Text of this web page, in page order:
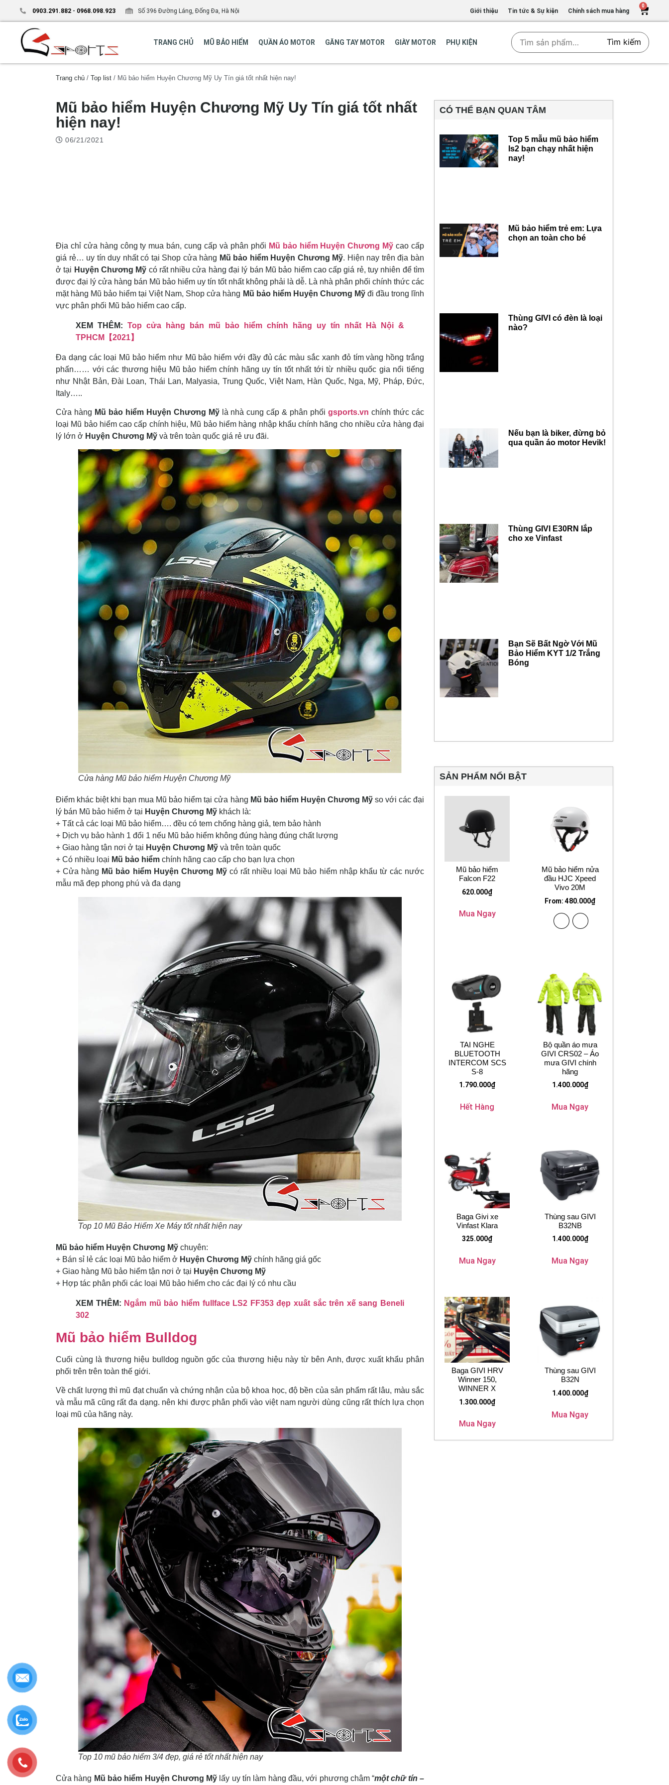
0903.291.882 - 0968.098.923 Số 396 Đường Láng, Đống Đa, Hà Nội Giới thiệu Tin tức & Sự kiện Chính sách mua hàng
0
TRANG CHỦ MŨ BẢO HIỂM QUẦN ÁO MOTOR GĂNG TAY MOTOR GIÀY MOTOR PHỤ KIỆN Tìm kiếm
Trang chủ / Top list / Mũ bảo hiểm Huyện Chương Mỹ Uy Tín giá tốt nhất hiện nay!
Mũ bảo hiểm Huyện Chương Mỹ Uy Tín giá tốt nhất
hiện nay!
06/21/2021
Địa chỉ cửa hàng công ty mua bán, cung cấp và phân phối Mũ bảo hiểm Huyện Chương Mỹ cao cấp
giá rẻ… uy tín duy nhất có tại Shop cửa hàng Mũ bảo hiểm Huyện Chương Mỹ. Hiện nay trên địa bàn
ở tại Huyện Chương Mỹ có rất nhiều cửa hàng đại lý bán Mũ bảo hiểm cao cấp giá rẻ, tuy nhiên để tìm
được đại lý cửa hàng bán Mũ bảo hiểm uy tín tốt nhất không phải là dễ. Là nhà phân phối chính thức các
mặt hàng Mũ bảo hiểm tại Việt Nam, Shop cửa hàng Mũ bảo hiểm Huyện Chương Mỹđi đầu trong lĩnh
vực phân phối Mũ bảo hiểm cao cấp.
XEM THÊM: Top cửa hàng bán mũ bảo hiểm chính hãng uy tín nhất Hà Nội &
TPHCM【2021】
Đa dạng các loại Mũ bảo hiểm như Mũ bảo hiểm với đầy đủ các màu sắc xanh đỏ tím vàng hồng trắng
phấn…… với các thương hiệu Mũ bảo hiểm chính hãng uy tín tốt nhất tới từ nhiều quốc gia nổi tiếng
như Nhật Bản, Đài Loan, Thái Lan, Malyasia, Trung Quốc, Việt Nam, Hàn Quốc, Nga, Mỹ, Pháp, Đức,
Italy…..
Cửa hàng Mũ bảo hiểm Huyện Chương Mỹlà nhà cung cấp & phân phốigsports.vn chính thức các
loại Mũ bảo hiểm cao cấp chính hiệu, Mũ bảo hiểm hàng nhập khẩu chính hãng cho nhiều cửa hàng đại
lý lớn ở Huyện Chương Mỹ và trên toàn quốc giá rẻ ưu đãi.
Cửa hàng Mũ bảo hiểm Huyện Chương Mỹ
Điểm khác biệt khi bạn mua Mũ bảo hiểm tại cửa hàng Mũ bảo hiểm Huyện Chương Mỹso với các đại
lý bán Mũ bảo hiểm ở tại Huyện Chương Mỹ khách là:
+ Tất cả các loại Mũ bảo hiểm…. đều có tem chống hàng giả, tem bảo hành
+ Dịch vụ bảo hành 1 đổi 1 nếu Mũ bảo hiểm không đúng hàng đúng chất lượng
+ Giao hàng tận nơi ở tại Huyện Chương Mỹ và trên toàn quốc
+ Có nhiều loại Mũ bảo hiểm chính hãng cao cấp cho bạn lựa chọn
+ Cửa hàng Mũ bảo hiểm Huyện Chương Mỹcó rất nhiều loại Mũ bảo hiểm nhập khẩu từ các nước
mẫu mã đẹp phong phú và đa dạng
Top 10 Mũ Bảo Hiểm Xe Máy tốt nhất hiện nay
Mũ bảo hiểm Huyện Chương Mỹ chuyên:
+ Bán sỉ lẻ các loại Mũ bảo hiểm ở Huyện Chương Mỹ chính hãng giá gốc
+ Giao hàng Mũ bảo hiểm tận nơi ở tại Huyện Chương Mỹ
+ Hợp tác phân phối các loại Mũ bảo hiểm cho các đại lý có nhu cầu
XEM THÊM: Ngắm mũ bảo hiểm fullface LS2 FF353 đẹp xuất sắc trên xế sang Beneli
302
Mũ bảo hiểm Bulldog
Cuối cùng là thương hiệu bulldog nguồn gốc của thương hiệu này từ bên Anh, được xuất khẩu phân
phối trên trên toàn thế giới.
Về chất lượng thì mũ đạt chuẩn và chứng nhận của bộ khoa học, độ bền của sản phẩm rất lâu, màu sắc
và mẫu mã cũng rất đa dạng. nên khi được phân phối vào việt nam người dùng cũng rất thích lựa chọn
loại mũ của hãng này.
Top 10 mũ bảo hiểm 3/4 đẹp, giá rẻ tốt nhất hiện nay
Cửa hàng Mũ bảo hiểm Huyện Chương Mỹ lấy uy tín làm hàng đầu, với phương châm “một chữ tín –
CÓ THỂ BẠN QUAN TÂM
Top 5 mẫu mũ bảo hiểm
ls2 bạn chạy nhất hiện
nay!
Mũ bảo hiểm trẻ em: Lựa
chọn an toàn cho bé
Thùng GIVI có đèn là loại
nào?
Nếu bạn là biker, đừng bỏ
qua quần áo motor Hevik!
Thùng GIVI E30RN lắp
cho xe Vinfast
Bạn Sẽ Bất Ngờ Với Mũ
Bảo Hiểm KYT 1/2 Trắng
Bóng
SẢN PHẨM NỔI BẬT
Mũ bảo hiểm
Falcon F22
620.000₫
Mua Ngay
Mũ bảo hiểm nửa
đầu HJC Xpeed
Vivo 20M
From:480.000₫
TAI NGHE
BLUETOOTH
INTERCOM SCS
S-8
1.790.000₫
Hết Hàng
Bộ quần áo mưa
GIVI CRS02 – Áo
mưa GIVI chính
hãng
1.400.000₫
Mua Ngay
Baga Givi xe
Vinfast Klara
325.000₫
Mua Ngay
Thùng sau GIVI
B32NB
1.400.000₫
Mua Ngay
Baga GIVI HRV
Winner 150,
WINNER X
1.300.000₫
Mua Ngay
Thùng sau GIVI
B32N
1.400.000₫
Mua Ngay